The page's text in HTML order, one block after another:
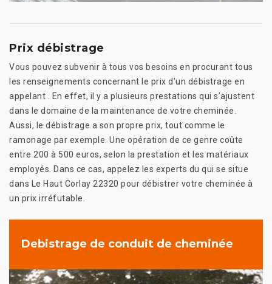
Prix débistrage
Vous pouvez subvenir à tous vos besoins en procurant tous
les renseignements concernant le prix d’un débistrage en
appelant . En effet, il y a plusieurs prestations qui s’ajustent
dans le domaine de la maintenance de votre cheminée.
Aussi, le débistrage a son propre prix, tout comme le
ramonage par exemple. Une opération de ce genre coûte
entre 200 à 500 euros, selon la prestation et les matériaux
employés. Dans ce cas, appelez les experts du qui se situe
dans Le Haut Corlay 22320 pour débistrer votre cheminée à
un prix irréfutable.
Debistrage de conduit de cheminée